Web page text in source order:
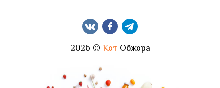
2026 © КотОбжора